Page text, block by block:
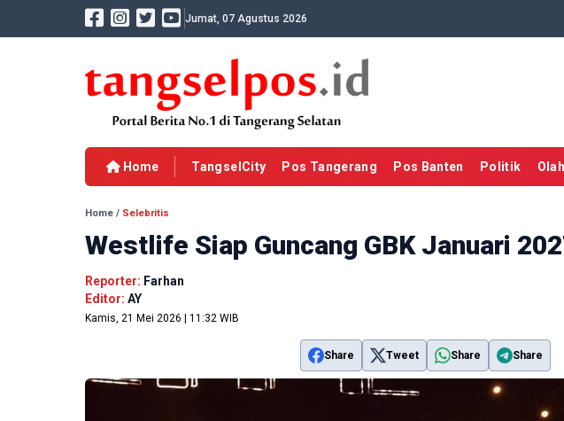
Jumat, 07 Agustus 2026
Home TangselCity Pos Tangerang Pos Banten Politik
Home / Selebritis
Westlife Siap Guncang GBK Januari
Reporter: Farhan
Editor: AY
Kamis, 21 Mei 2026 | 11:32 WIB
Share Tweet Share Share